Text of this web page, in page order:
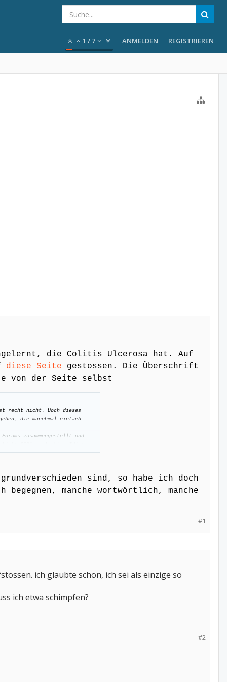
1 / 7 ANMELDEN REGISTRIEREN
die Colitis Ulcerosa hat. Auf
diese Seite gestossen. Die Überschrift
von der Seite selbst
recht nicht. Doch dieses
die manchmal einfach
Forums zusammengestellt und
haben, tragen die
sind, so habe ich doch
manche wortwörtlich, manche
#1
ich glaubte schon, ich sei als einzige so
ich etwa schimpfen?
#2